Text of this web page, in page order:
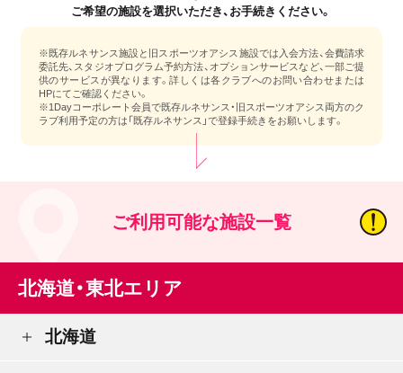
ご希望の施設を選択いただき、お手続きください。
※既存ルネサンス施設と旧スポーツオアシス施設では入会方法、会費請求
委託先、スタジオプログラム予約方法、オプションサービスなど、一部ご提
供のサービスが異なります。詳しくは各クラブへのお問い合わせまたは
HPにてご確認ください。
※1Dayコーポレート会員で既存ルネサンス・旧スポーツオアシス両方のク
ラブ利用予定の方は「既存ルネサンス」で登録手続きをお願いします。
ご利用可能な施設一覧
北海道・東北エリア
北海道